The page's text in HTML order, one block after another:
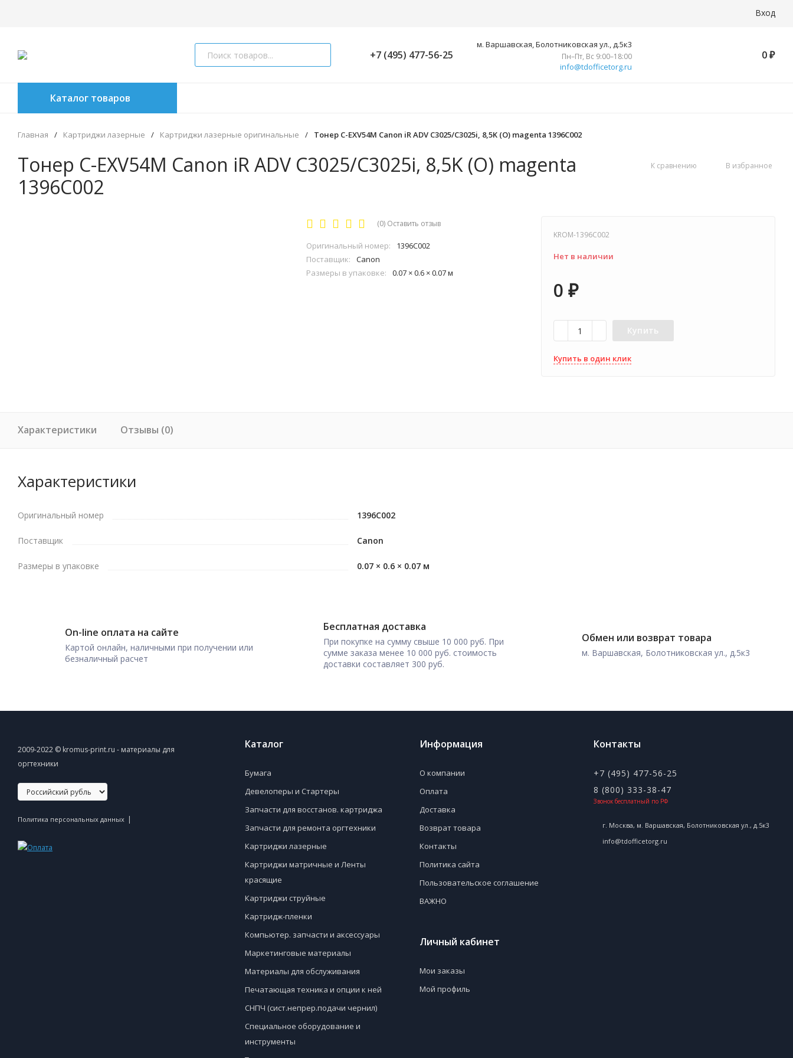
Вход
+7 (495) 477-56-25
м. Варшавская, Болотниковская ул., д.5к3
Пн–Пт, Вс 9:00–18:00
info@tdofficetorg.ru
0 ₽
Каталог товаров
Главная / Картриджи лазерные / Картриджи лазерные оригинальные / Тонер C-EXV54M Canon iR ADV C3025/C3025i, 8,5K (О) magenta 1396C002
Тонер C-EXV54M Canon iR ADV C3025/C3025i, 8,5K (О) magenta
1396C002
К сравнению В избранное
(0) Оставить отзыв
Оригинальный номер:
1396C002
Поставщик:
Canon
Размеры в упаковке:
0.07 × 0.6 × 0.07 м
KROM-1396C002
Нет в наличии
0 ₽
Купить
Купить в один клик
Характеристики Отзывы (0)
Характеристики
Оригинальный номер 1396C002
Поставщик Canon
Размеры в упаковке 0.07 × 0.6 × 0.07 м
On-line оплата на сайте
Картой онлайн, наличными при получении или
безналичный расчет
Бесплатная доставка
При покупке на сумму свыше 10 000 руб. При
сумме заказа менее 10 000 руб. стоимость
доставки составляет 300 руб.
Обмен или возврат товара
м. Варшавская, Болотниковская ул., д.5к3
2009-2022 © kromus-print.ru - материалы для
оргтехники
Политика персональных данных |
Каталог
Бумага
Девелоперы и Стартеры
Запчасти для восстанов. картриджа
Запчасти для ремонта оргтехники
Картриджи лазерные
Картриджи матричные и Ленты
красящие
Картриджи струйные
Картридж-пленки
Компьютер. запчасти и аксессуары
Маркетинговые материалы
Материалы для обслуживания
Печатающая техника и опции к ней
СНПЧ (сист.непрер.подачи чернил)
Специальное оборудование и
инструменты
Информация
О компании
Оплата
Доставка
Возврат товара
Контакты
Политика сайта
Пользовательское соглашение
ВАЖНО
Личный кабинет
Мои заказы
Мой профиль
Контакты
+7 (495) 477-56-25
8 (800) 333-38-47
Звонок бесплатный по РФ
г. Москва, м. Варшавская, Болотниковская ул., д.5к3
info@tdofficetorg.ru